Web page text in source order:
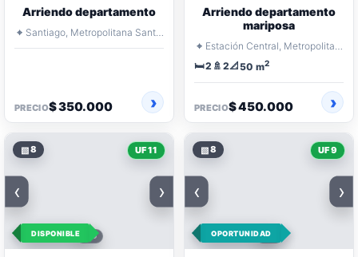
Arriendo departamento
⌖
Santiago, Metropolitana Santiago
PRECIO$ 350.000
Arriendo departamento
mariposa
⌖
Estación Central, Metropolitana Santiago
🛏️2 🚿 2📐50 m2
PRECIO$ 450.000
▧8 UF 11
DISPONIBLE
‹ ›
▧8 UF 9
OPORTUNIDAD
‹ ›